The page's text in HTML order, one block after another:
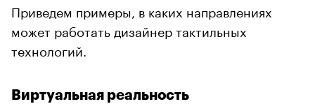
Приведем примеры, в каких направлениях
может работать дизайнер тактильных
технологий.
Виртуальная реальность